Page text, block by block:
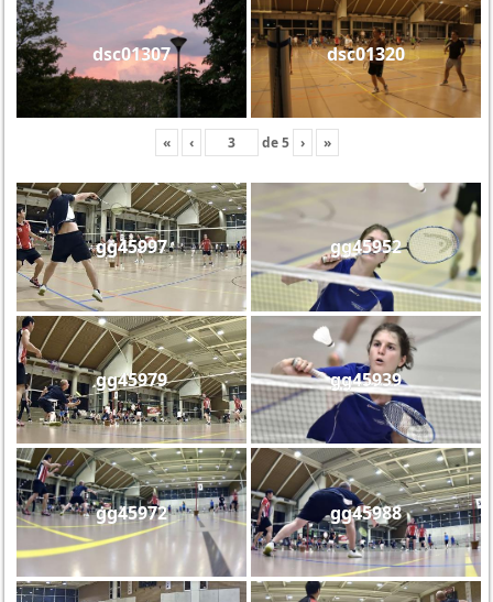
dsc01307 dsc01320
« ‹ de5 › »
gg45997 gg45952
gg45979 gg45939
gg45972 gg45988